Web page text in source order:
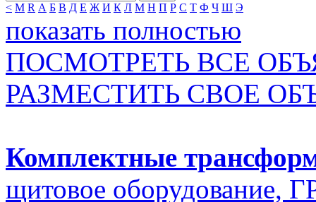
< M R А Б В Д Е Ж И К Л М Н П Р С Т Ф Ч Ш Э
показать полностью
ПОСМОТРЕТЬ ВСЕ
РАЗМЕСТИТЬ СВОЕ
Комплектные
щитовое оборудование,